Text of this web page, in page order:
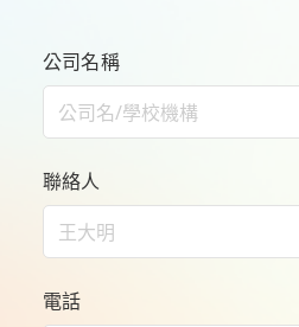
公司名稱
聯絡人
電話